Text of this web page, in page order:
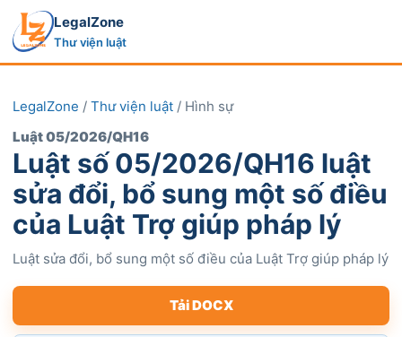
LegalZone
Thư viện luật
LegalZone / Thư viện luật / Hình sự
Luật 05/2026/QH16
Luật số 05/2026/QH16 luật
sửa đổi, bổ sung một số điều
của Luật Trợ giúp pháp lý
Luật sửa đổi, bổ sung một số điều của Luật Trợ giúp pháp lý
Tải DOCX